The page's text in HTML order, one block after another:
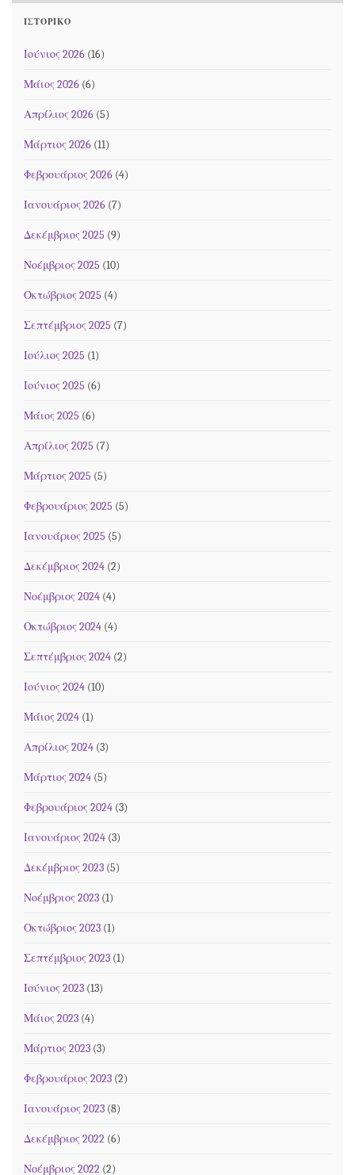
ΙΣΤΟΡΙΚΌ
Ιούνιος 2026 (16)
Μάιος 2026 (6)
Απρίλιος 2026 (5)
Μάρτιος 2026 (11)
Φεβρουάριος 2026 (4)
Ιανουάριος 2026 (7)
Δεκέμβριος 2025 (9)
Νοέμβριος 2025 (10)
Οκτώβριος 2025 (4)
Σεπτέμβριος 2025 (7)
Ιούλιος 2025 (1)
Ιούνιος 2025 (6)
Μάιος 2025 (6)
Απρίλιος 2025 (7)
Μάρτιος 2025 (5)
Φεβρουάριος 2025 (5)
Ιανουάριος 2025 (5)
Δεκέμβριος 2024 (2)
Νοέμβριος 2024 (4)
Οκτώβριος 2024 (4)
Σεπτέμβριος 2024 (2)
Ιούνιος 2024 (10)
Μάιος 2024 (1)
Απρίλιος 2024 (3)
Μάρτιος 2024 (5)
Φεβρουάριος 2024 (3)
Ιανουάριος 2024 (3)
Δεκέμβριος 2023 (5)
Νοέμβριος 2023 (1)
Οκτώβριος 2023 (1)
Σεπτέμβριος 2023 (1)
Ιούνιος 2023 (13)
Μάιος 2023 (4)
Μάρτιος 2023 (3)
Φεβρουάριος 2023 (2)
Ιανουάριος 2023 (8)
Δεκέμβριος 2022 (6)
Νοέμβριος 2022 (2)